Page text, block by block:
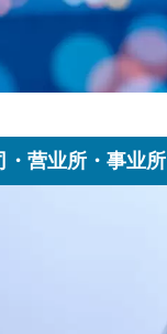
・营业所・事业所